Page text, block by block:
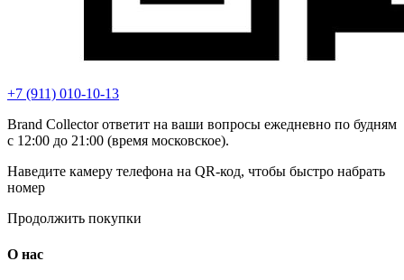
+7 (911) 010-10-13
Brand Collector ответит на ваши вопросы ежедневно по будням
с 12:00 до 21:00 (время московское).
Наведите камеру телефона на QR-код, чтобы быстро набрать
номер
Продолжить покупки
О нас